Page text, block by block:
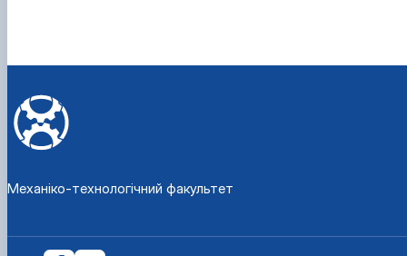
Механіко-технологічний факультет